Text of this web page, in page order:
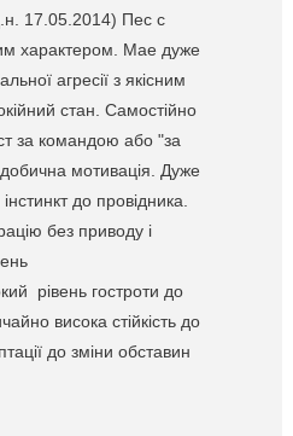
17.05.2014) Пес с
характером. Мае дуже
агресії з якісним
стан. Самостійно
за командою або "за
мотивація. Дуже
до провідника.
без приводу і
рівень гостроти до
висока стійкість до
до зміни обставин